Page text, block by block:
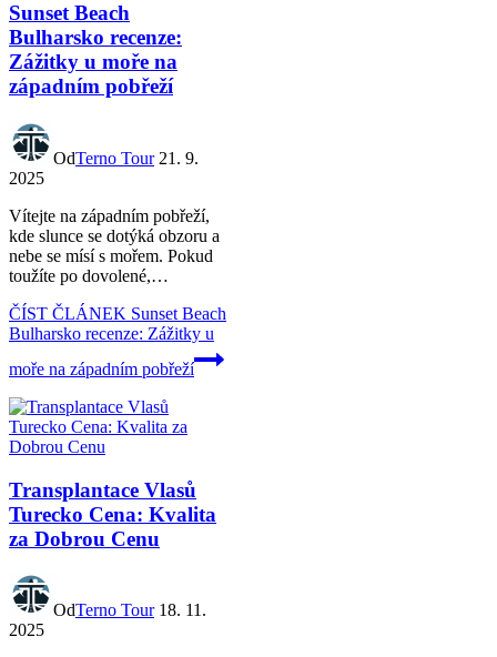
Sunset Beach
Bulharsko recenze:
Zážitky u moře na
západním pobřeží
OdTerno Tour 21. 9.
2025
Vítejte na západním pobřeží,
kde slunce se dotýká obzoru a
nebe se mísí s mořem. Pokud
toužíte po dovolené,…
ČÍST ČLÁNEK Sunset Beach
Bulharsko recenze: Zážitky u
moře na západním pobřeží
Transplantace Vlasů
Turecko Cena: Kvalita
za Dobrou Cenu
OdTerno Tour 18. 11.
2025